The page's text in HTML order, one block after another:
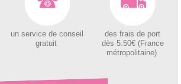
un service de conseil
gratuit
des frais de port
dès 5.50€ (France
métropolitaine)